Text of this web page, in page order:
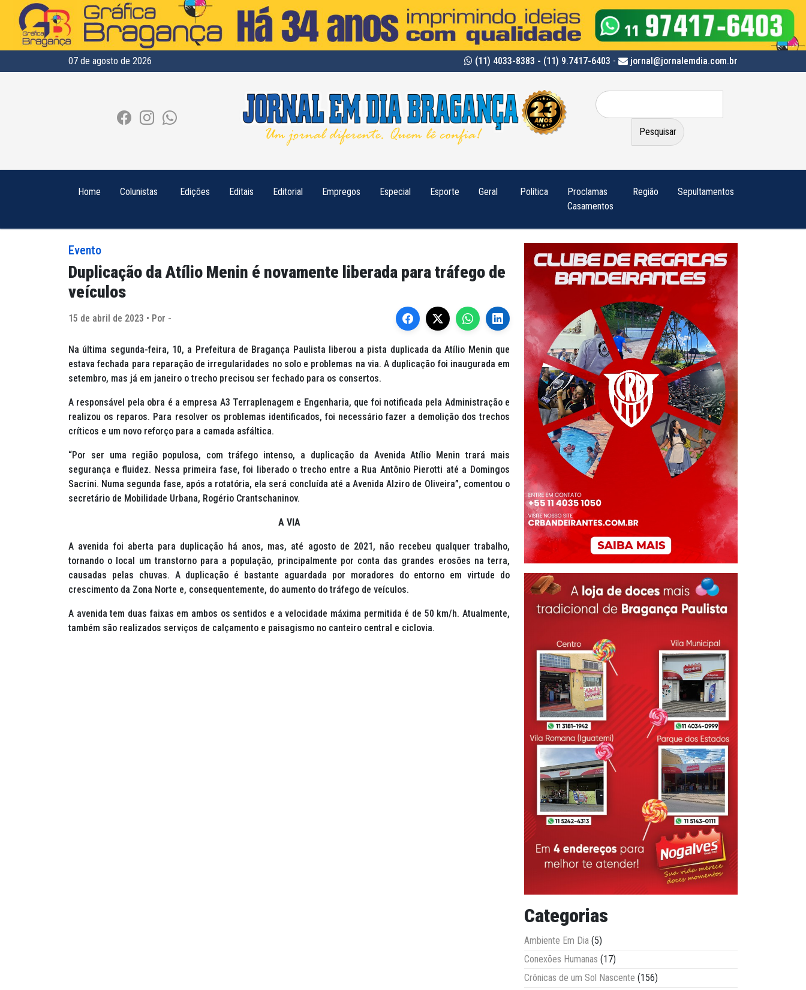
07 de agosto de 2026 (11) 4033-8383 - (11) 9.7417-6403 - jornal@jornalemdia.com.br
Pesquisar
por:
Home Colunistas Edições Editais Editorial Empregos Especial Esporte Geral Política
Proclamas
Casamentos
Região Sepultamentos
Evento
Duplicação da Atílio Menin é novamente liberada para tráfego de
veículos
15 de abril de 2023 • Por -
Na última segunda-feira, 10, a Prefeitura de Bragança Paulista liberou a pista duplicada da Atílio Menin que
estava fechada para reparação de irregularidades no solo e problemas na via. A duplicação foi inaugurada em
setembro, mas já em janeiro o trecho precisou ser fechado para os consertos.
A responsável pela obra é a empresa A3 Terraplenagem e Engenharia, que foi notificada pela Administração e
realizou os reparos. Para resolver os problemas identificados, foi necessário fazer a demolição dos trechos
críticos e um novo reforço para a camada asfáltica.
“Por ser uma região populosa, com tráfego intenso, a duplicação da Avenida Atílio Menin trará mais
segurança e fluidez. Nessa primeira fase, foi liberado o trecho entre a Rua Antônio Pierotti até a Domingos
Sacrini. Numa segunda fase, após a rotatória, ela será concluída até a Avenida Alziro de Oliveira”, comentou o
secretário de Mobilidade Urbana, Rogério Crantschaninov.
A VIA
A avenida foi aberta para duplicação há anos, mas, até agosto de 2021, não recebeu qualquer trabalho,
tornando o local um transtorno para a população, principalmente por conta das grandes erosões na terra,
causadas pelas chuvas. A duplicação é bastante aguardada por moradores do entorno em virtude do
crescimento da Zona Norte e, consequentemente, do aumento do tráfego de veículos.
A avenida tem duas faixas em ambos os sentidos e a velocidade máxima permitida é de 50 km/h. Atualmente,
também são realizados serviços de calçamento e paisagismo no canteiro central e ciclovia.
Categorias
Ambiente Em Dia (5)
Conexões Humanas (17)
Crônicas de um Sol Nascente (156)